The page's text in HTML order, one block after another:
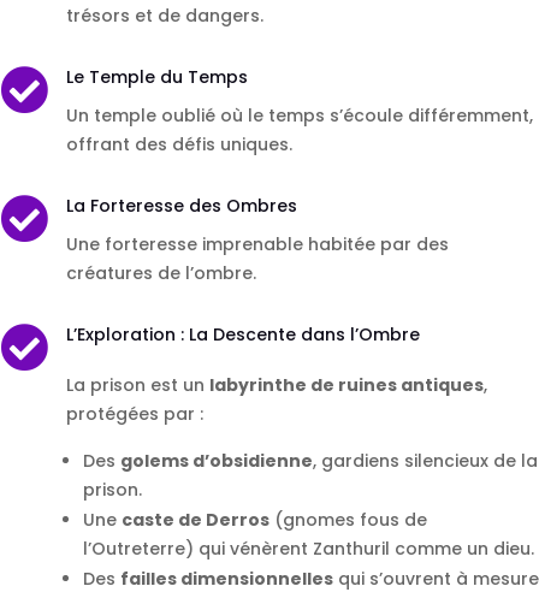
trésors et de dangers.

Le Temple du Temps
Un temple oublié où le temps s’écoule différemment,
offrant des défis uniques.

La Forteresse des Ombres
Une forteresse imprenable habitée par des
créatures de l’ombre.
 L’Exploration : La Descente dans l’Ombre
La prison est un labyrinthe de ruines antiques,
protégées par :
Des golems d’obsidienne, gardiens silencieux de la
prison.
Une caste de Derros (gnomes fous de
l’Outreterre) qui vénèrent Zanthuril comme un dieu.
Des failles dimensionnelles qui s’ouvrent à mesure